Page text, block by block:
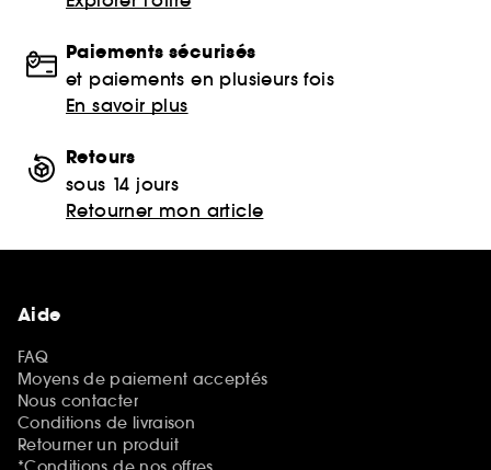
Paiements sécurisés
et paiements en plusieurs fois
En savoir plus
Retours
sous 14 jours
Retourner mon article
Aide
FAQ
Moyens de paiement acceptés
Nous contacter
Conditions de livraison
Retourner un produit